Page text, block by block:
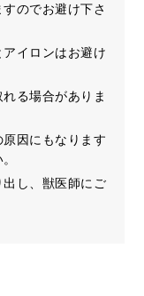
のでお避け下さ
イロンはお避け
る場合がありま
因にもなります
し、獣医師にご